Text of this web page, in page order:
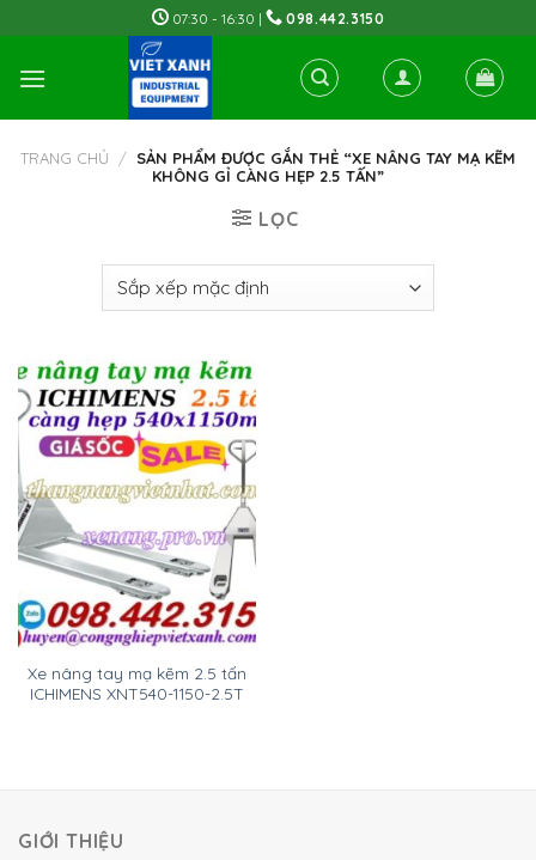
to
content
07:30 - 16:30 | 098.442.3150
TRANG CHỦ / SẢN PHẨM ĐƯỢC GẮN THẺ “XE NÂNG TAY MẠ KẼM
KHÔNG GỈ CÀNG HẸP 2.5 TẤN”
LỌC
Xe nâng tay mạ kẽm 2.5 tấn
ICHIMENS XNT540-1150-2.5T
GIỚI THIỆU